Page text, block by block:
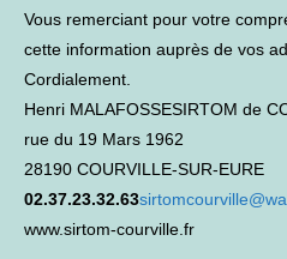
Vous remerciant pour votre
cette information auprès de vos
Cordialement.
Henri MALAFOSSESIRTOM de
rue du 19 Mars 1962
28190 COURVILLE-SUR-EURE
02.37.23.32.63
www.sirtom-courville.fr